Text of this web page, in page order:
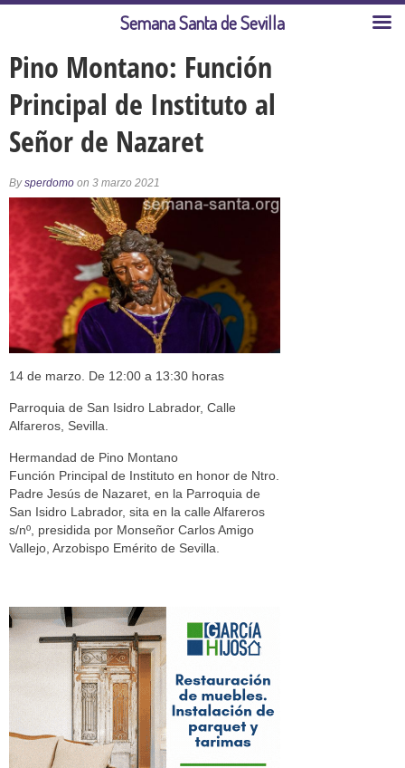
Pino Montano: Función
Principal de Instituto al
Señor de Nazaret
Bysperdomo on 3 marzo 2021
14 de marzo. De 12:00 a 13:30 horas
Parroquia de San Isidro Labrador, Calle
Alfareros, Sevilla.
Hermandad de Pino Montano
Función Principal de Instituto en honor de Ntro.
Padre Jesús de Nazaret, en la Parroquia de
San Isidro Labrador, sita en la calle Alfareros
s/nº, presidida por Monseñor Carlos Amigo
Vallejo, Arzobispo Emérito de Sevilla.
Semana Santa de Sevilla